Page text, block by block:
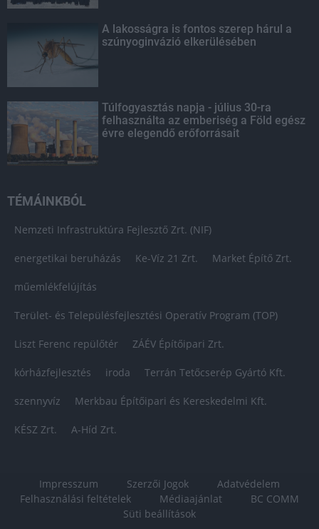
A lakosságra is fontos szerep hárul a
szúnyoginvázió elkerülésében
Túlfogyasztás napja - július 30-ra
felhasználta az emberiség a Föld egész
évre elegendő erőforrásait
TÉMÁINKBÓL
Nemzeti Infrastruktúra Fejlesztő Zrt. (NIF)
energetikai beruházás Ke-Víz 21 Zrt. Market Építő Zrt.
műemlékfelújítás
Terület- és Településfejlesztési Operatív Program (TOP)
Liszt Ferenc repülőtér ZÁÉV Építőipari Zrt.
kórházfejlesztés iroda Terrán Tetőcserép Gyártó Kft.
szennyvíz Merkbau Építőipari és Kereskedelmi Kft.
KÉSZ Zrt. A-Híd Zrt.
Impresszum Szerzői Jogok
Adatvédelem
Felhasználási feltételek
Médiaajánlat
BC COMM
Süti beállítások